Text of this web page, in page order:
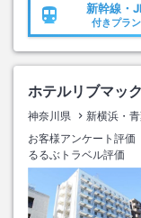
新幹線・
付きプラン
ホテルリブマッ
神奈川県 新横浜・
お客様アンケート評価
るるぶトラベル評価